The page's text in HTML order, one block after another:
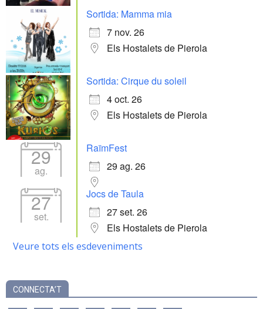
Sortida: Mamma mia
7 nov. 26
Els Hostalets de Pierola
Sortida: Cirque du soleil
4 oct. 26
Els Hostalets de Pierola
29
ag.
RaïmFest
29 ag. 26
27
set.
Jocs de Taula
27 set. 26
Els Hostalets de Pierola
Veure tots els esdeveniments
CONNECTA’T